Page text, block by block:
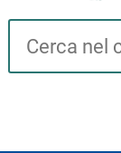
Cerca su